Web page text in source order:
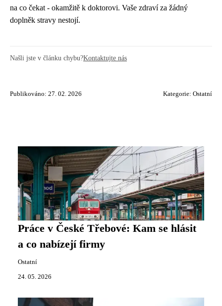
na co čekat - okamžitě k doktorovi. Vaše zdraví za žádný
doplněk stravy nestojí.
Našli jste v článku chybu?Kontaktujte nás
Publikováno: 27. 02. 2026 Kategorie: Ostatní
Práce v České Třebové: Kam se hlásit
a co nabízejí firmy
Ostatní
24. 05. 2026